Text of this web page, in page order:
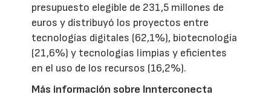
presupuesto elegible de 231,5 millones de
euros y distribuyó los proyectos entre
tecnologías digitales (62,1%), biotecnología
(21,6%) y tecnologías limpias y eficientes
en el uso de los recursos (16,2%).
Más información sobre Innterconecta